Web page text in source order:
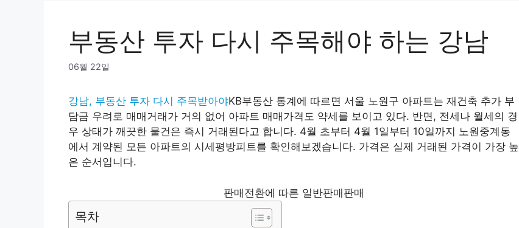
부동산 투자 다시 주목해야 하는 강남
06월 22일
강남, 부동산 투자 다시 주목받아야KB부동산 통계에 따르면 서울 노원구 아파트는 재건축 추가 부
담금 우려로 매매거래가 거의 없어 아파트 매매가격도 약세를 보이고 있다. 반면, 전세나 월세의 경
우 상태가 깨끗한 물건은 즉시 거래된다고 합니다. 4월 초부터 4월 1일부터 10일까지 노원중계동
에서 계약된 모든 아파트의 시세평방피트를 확인해보겠습니다. 가격은 실제 거래된 가격이 가장 높
은 순서입니다.
판매전환에 따른 일반판매판매
목차